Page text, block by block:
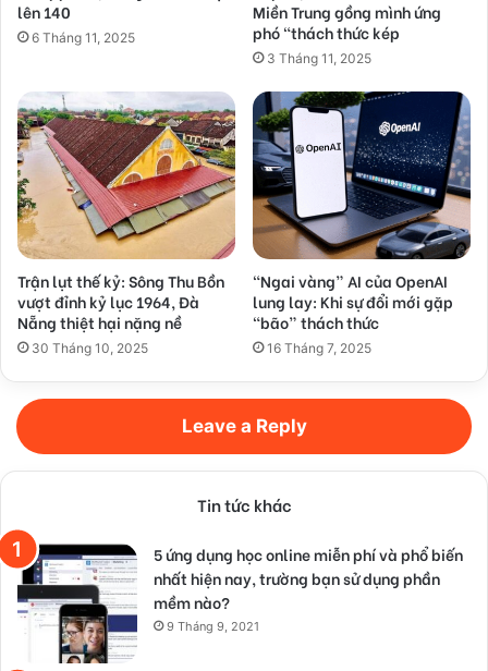
lên 140
6 Tháng 11, 2025
Miền Trung gồng mình ứng
phó “thách thức kép
3 Tháng 11, 2025
Trận lụt thế kỷ: Sông Thu Bồn
vượt đỉnh kỷ lục 1964, Đà
Nẵng thiệt hại nặng nề
30 Tháng 10, 2025
“Ngai vàng” AI của OpenAI
lung lay: Khi sự đổi mới gặp
“bão” thách thức
16 Tháng 7, 2025
Leave a Reply
Tin tức khác
5 ứng dụng học online miễn phí và phổ biến
nhất hiện nay, trường bạn sử dụng phần
mềm nào?
9 Tháng 9, 2021